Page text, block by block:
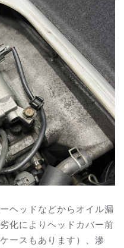
ヘッドなどからオイル漏
化によりヘッドカバー前
ースもあります）、滲